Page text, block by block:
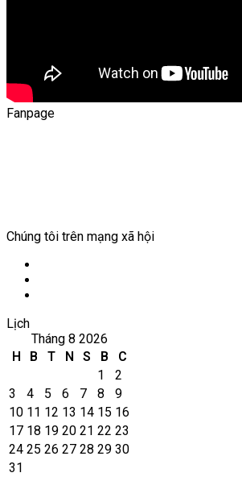
Fanpage
Chúng tôi trên mạng xã hội
Lịch
Tháng 8 2026
H
B T N S B
C
1
2
3
4 5 6 7 8
9
10 11 12 13 14 15 16
17 18 19 20 21 22 23
24 25 26 27 28 29 30
31